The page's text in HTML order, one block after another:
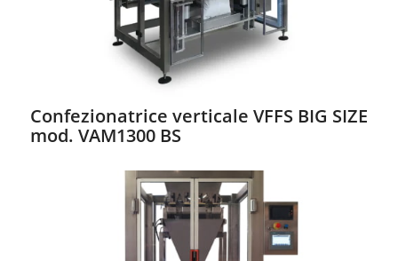
Confezionatrice verticale VFFS BIG SIZE
mod. VAM1300 BS